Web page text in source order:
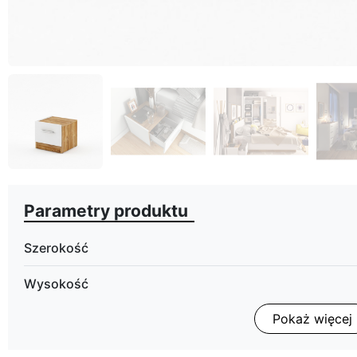
Parametry produktu
Szerokość
Wysokość
Pokaż więcej